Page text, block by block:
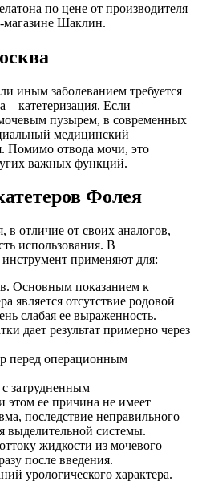
по цене от производителя
магазине Шаклин.
иным заболеванием требуется
– катетеризация. Если
пузырем, в современных
медицинский
Помимо отвода мочи, это
важных функций.
Фолея
в отличие от своих аналогов,
использования. В
применяют для:
Основным показанием к
является отсутствие родовой
слабая ее выраженность.
дает результат примерно через
перед операционным
затрудненным
этом ее причина не имеет
последствие неправильного
выделительной системы.
жидкости из мочевого
после введения.
урологического характера.